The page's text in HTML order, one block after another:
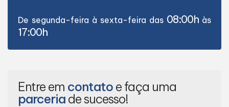
De segunda-feira à sexta-feira das 08:00h às
17:00h
Entre em contato e faça uma
parceria de sucesso!